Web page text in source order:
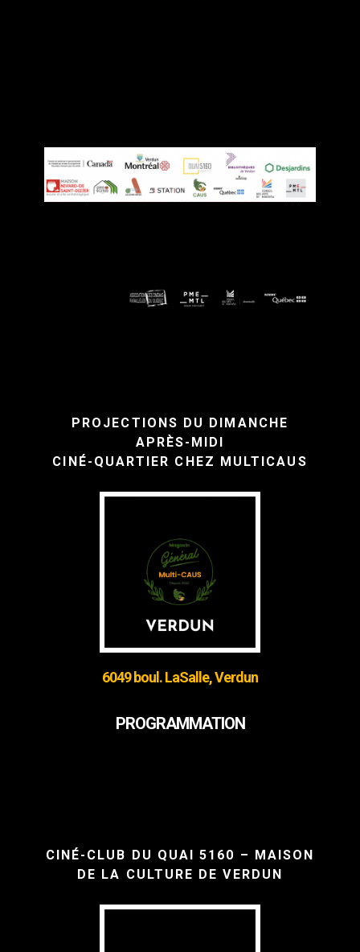
PROJECTIONS DU DIMANCHE
APRÈS-MIDI
CINÉ-QUARTIER CHEZ MULTICAUS
6049 boul. LaSalle, Verdun
PROGRAMMATION
CINÉ-CLUB DU QUAI 5160 – MAISON
DE LA CULTURE DE VERDUN